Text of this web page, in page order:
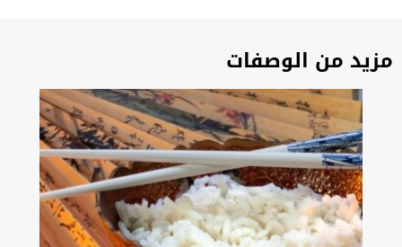
مزيد من الوصفات